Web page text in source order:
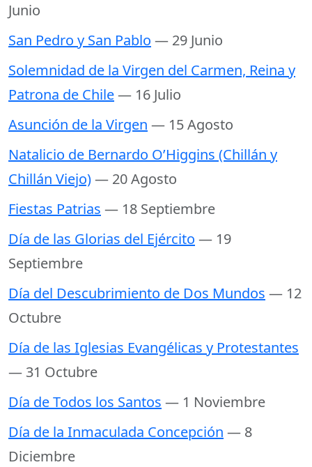
Junio
San Pedro y San Pablo — 29 Junio
Solemnidad de la Virgen del Carmen, Reina y
Patrona de Chile— 16 Julio
Asunción de la Virgen — 15 Agosto
Natalicio de Bernardo O’Higgins (Chillán y
Chillán Viejo)— 20 Agosto
Fiestas Patrias — 18 Septiembre
Día de las Glorias del Ejército — 19
Septiembre
Día del Descubrimiento de Dos Mundos — 12
Octubre
Día de las Iglesias Evangélicas y Protestantes
— 31 Octubre
Día de Todos los Santos — 1 Noviembre
Día de la Inmaculada Concepción — 8
Diciembre